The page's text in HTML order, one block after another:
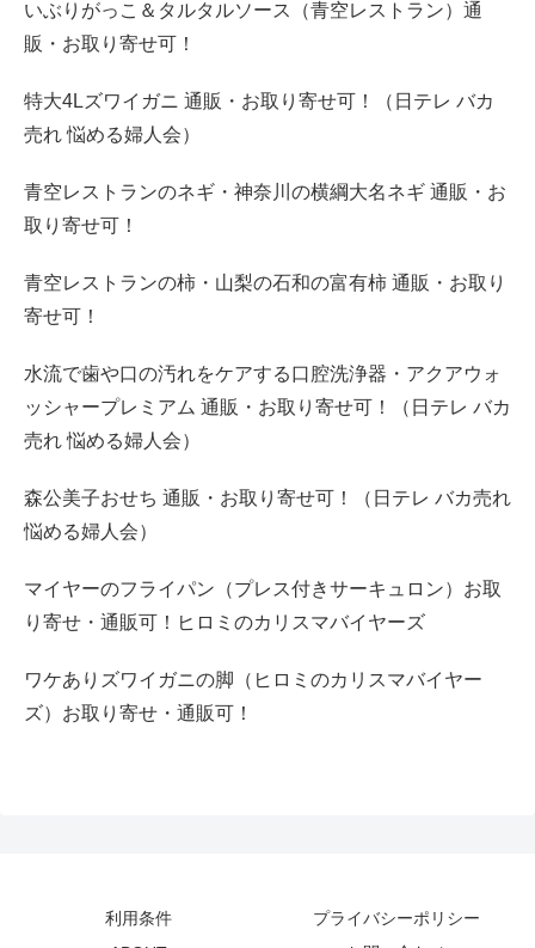
いぶりがっこ＆タルタルソース（青空レストラン）通
販・お取り寄せ可！
特大4Lズワイガニ 通販・お取り寄せ可！（日テレ バカ
売れ 悩める婦人会）
青空レストランのネギ・神奈川の横綱大名ネギ 通販・お
取り寄せ可！
青空レストランの柿・山梨の石和の富有柿 通販・お取り
寄せ可！
水流で歯や口の汚れをケアする口腔洗浄器・アクアウォ
ッシャープレミアム 通販・お取り寄せ可！（日テレ バカ
売れ 悩める婦人会）
森公美子おせち 通販・お取り寄せ可！（日テレ バカ売れ
悩める婦人会）
マイヤーのフライパン（プレス付きサーキュロン）お取
り寄せ・通販可！ヒロミのカリスマバイヤーズ
ワケありズワイガニの脚（ヒロミのカリスマバイヤー
ズ）お取り寄せ・通販可！
利用条件
プライバシーポリシー